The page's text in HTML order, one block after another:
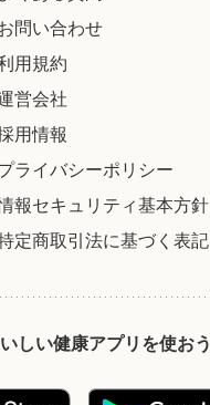
問い合わせ
用規約
営会社
用情報
ライバシーポリシー
報セキュリティ基本方針
定商取引法に基づく表記
しい健康アプリを使おう